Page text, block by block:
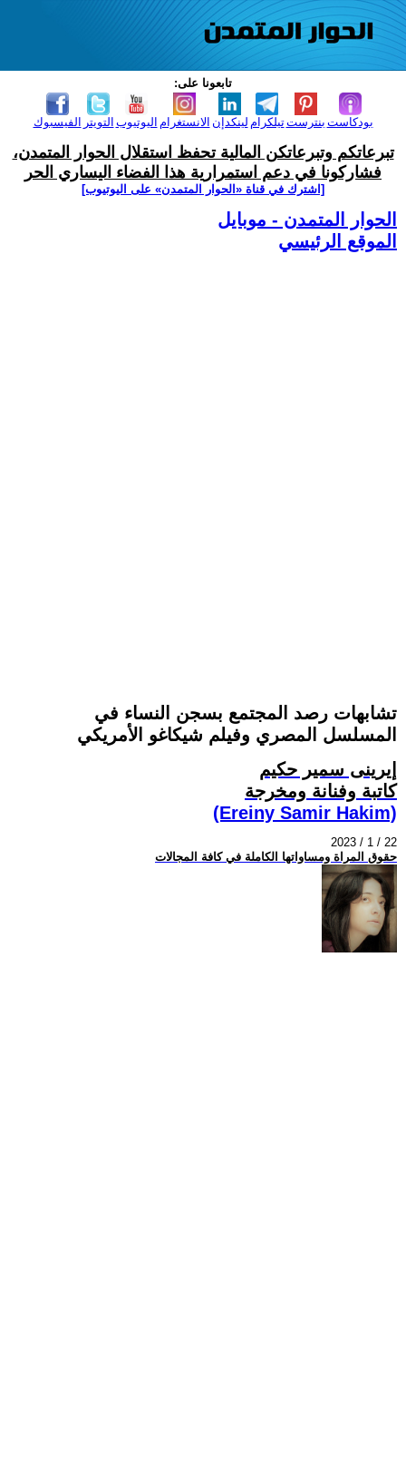
تابعونا على:
الفيسبوك التويتر اليوتيوب الانستغرام لينكدإن تيلكرامبنترست بودكاست
تبرعاتكم وتبرعاتكن المالية تحفظ استقلال الحوار المتمدن،
فشاركونا في دعم استمرارية هذا الفضاء اليساري الحر
[اشترك في قناة ‫«الحوار المتمدن» على اليوتيوب]
الحوار المتمدن - موبايل
الموقع الرئيسي
تشابهات رصد المجتمع بسجن النساء في
المسلسل المصري وفيلم شيكاغو الأمريكي
إيرينى سمير حكيم
كاتبة وفنانة ومخرجة
(Ereiny Samir Hakim)
2023 / 1 / 22
حقوق المراة ومساواتها الكاملة في كافة المجالات